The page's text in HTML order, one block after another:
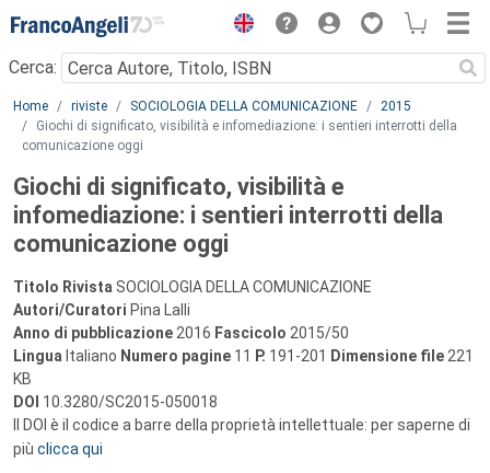
Menu
Cerca:
Main content
Home riviste SOCIOLOGIA DELLA COMUNICAZIONE
2015
Giochi di significato, visibilità e infomediazione: i sentieri interrotti della
comunicazione oggi
Giochi di significato, visibilità e
infomediazione: i sentieri interrotti della
comunicazione oggi
Titolo Rivista SOCIOLOGIA DELLA COMUNICAZIONE
Autori/Curatori Pina Lalli
Anno di pubblicazione 2016 Fascicolo 2015/50
Lingua Italiano Numero pagine 11 P. 191-201 Dimensione file 221
KB
DOI 10.3280/SC2015-050018
Il DOI è il codice a barre della proprietà intellettuale: per saperne di
più clicca qui